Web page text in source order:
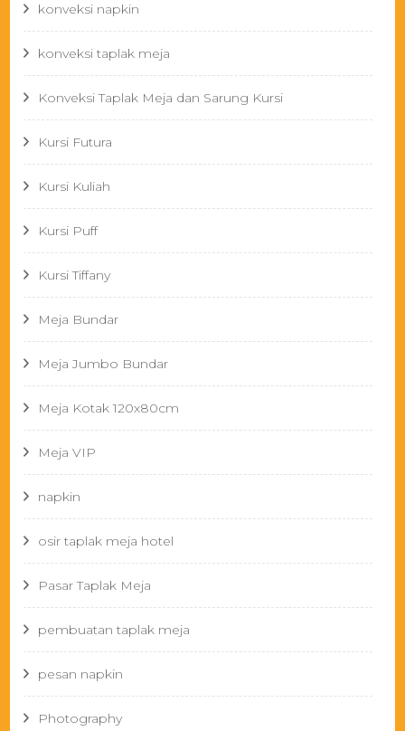
konveksi napkin
konveksi taplak meja
Konveksi Taplak Meja dan Sarung Kursi
Kursi Futura
Kursi Kuliah
Kursi Puff
Kursi Tiffany
Meja Bundar
Meja Jumbo Bundar
Meja Kotak 120x80cm
Meja VIP
napkin
osir taplak meja hotel
Pasar Taplak Meja
pembuatan taplak meja
pesan napkin
Photography